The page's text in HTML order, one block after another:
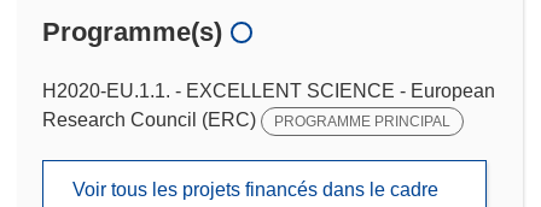
Programme(s)
H2020-EU.1.1. - EXCELLENT SCIENCE - European
Research Council (ERC)
PROGRAMME PRINCIPAL
Voir tous les projets financés dans le cadre